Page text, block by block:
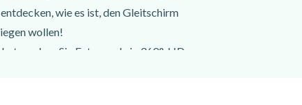
wie es ist, den Gleitschirm
wollen!
so dass Sie Fotos und ein 360°-HD-